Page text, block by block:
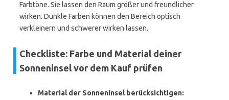
Farbtöne. Sie lassen den Raum größer und freundlicher
wirken. Dunkle Farben können den Bereich optisch
verkleinern und schwerer wirken lassen.
Checkliste: Farbe und Material deiner
Sonneninsel vor dem Kauf prüfen
Material der Sonneninsel berücksichtigen: